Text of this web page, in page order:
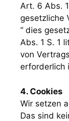
Art. 6 Abs.
gesetzliche
“ dies
Abs. 1 S. 1
von
erforderlich
4. Cookies
Wir setzen
Das sind